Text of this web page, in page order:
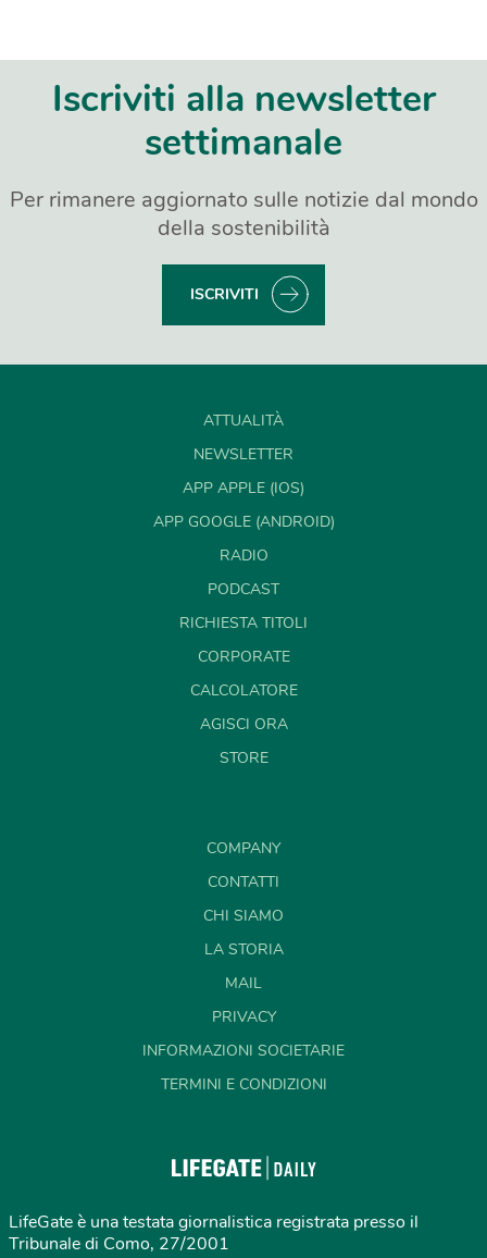
Iscriviti alla newsletter
settimanale
Per rimanere aggiornato sulle notizie dal mondo
della sostenibilità
ISCRIVITI
ATTUALITÀ
NEWSLETTER
APP APPLE (IOS)
APP GOOGLE (ANDROID)
RADIO
PODCAST
RICHIESTA TITOLI
CORPORATE
CALCOLATORE
AGISCI ORA
STORE
COMPANY
CONTATTI
CHI SIAMO
LA STORIA
MAIL
PRIVACY
INFORMAZIONI SOCIETARIE
TERMINI E CONDIZIONI
LifeGate è una testata giornalistica registrata presso il
Tribunale di Como, 27/2001